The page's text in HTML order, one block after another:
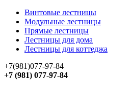
Винтовые лестницы
Модульные лестницы
Прямые лестницы
Лестницы для дома
Лестницы для коттеджа
+7(981)077-97-84
+7 (981) 077-97-84